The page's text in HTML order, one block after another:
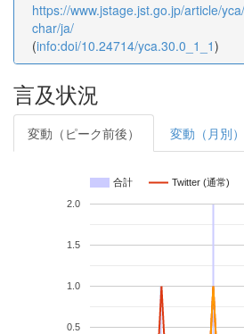
https://www.jstage.jst.go.jp/article/
char/ja/
(info:doi/10.24714/yca.30.0_1_1)
言及状況
変動（ピーク前後） 変動（月別）
合計 Twitter (通常)
0.5
1.0
1.5
2.0